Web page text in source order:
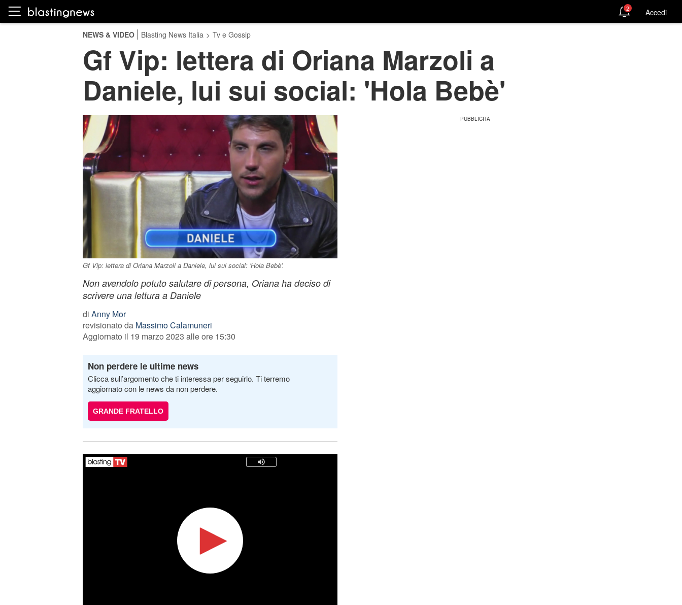
2 Accedi
NEWS & VIDEO Blasting News Italia > Tv e Gossip
Gf Vip: lettera di Oriana Marzoli a
Daniele, lui sui social: 'Hola Bebè'
Gf Vip: lettera di Oriana Marzoli a Daniele, lui sui social: 'Hola Bebè'.
Non avendolo potuto salutare di persona, Oriana ha deciso di
scrivere una lettura a Daniele
di Anny Mor
revisionato da Massimo Calamuneri
Aggiornato il 19 marzo 2023 alle ore 15:30
Non perdere le ultime news
Clicca sull’argomento che ti interessa per seguirlo. Ti terremo
aggiornato con le news da non perdere.
GRANDE FRATELLO